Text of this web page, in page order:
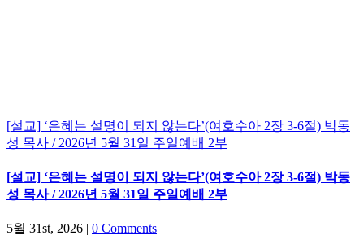
[설교] ‘은혜는 설명이 되지 않는다’(여호수아 2장 3-6절) 박동
성 목사 / 2026년 5월 31일 주일예배 2부
[설교] ‘은혜는 설명이 되지 않는다’(여호수아 2장 3-6절) 박동
성 목사 / 2026년 5월 31일 주일예배 2부
5월 31st, 2026 | 0 Comments